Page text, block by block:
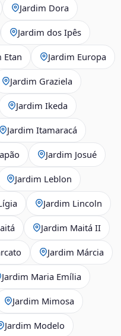
Jardim Dora
Jardim dos Ipês
Etan Jardim Europa
Jardim Graziela
Jardim Ikeda
Jardim Itamaracá
Jardim Josué
Jardim Leblon
Jardim Lincoln
Jardim Maitá II
Jardim Márcia
Jardim Maria Emília
Jardim Mimosa
Jardim Modelo